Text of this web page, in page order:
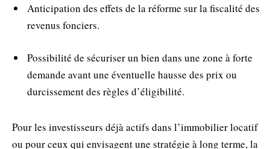
Anticipation des effets de la réforme sur la fiscalité des
revenus fonciers.
Possibilité de sécuriser un bien dans une zone à forte
demande avant une éventuelle hausse des prix ou
durcissement des règles d’éligibilité.
Pour les investisseurs déjà actifs dans l’immobilier locatif
ou pour ceux qui envisagent une stratégie à long terme, la